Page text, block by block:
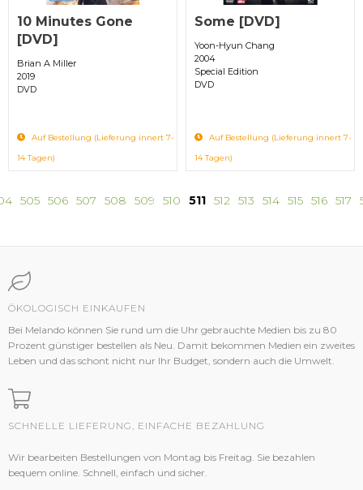
10 Minutes Gone
[DVD]
Brian A Miller
2019
DVD
Auf Bestellung (Lieferung innert 7-
14 Tagen)
Some [DVD]
Yoon-Hyun Chang
2004
Special Edition
DVD
Auf Bestellung (Lieferung innert 7-
14 Tagen)
505 506 507 508 509 510 511 512 513 514 515 516 517
ÖKOLOGISCH EINKAUFEN
Bei Melando können Sie rund um die Uhr gebrauchte Medien bis zu 80
Prozent günstiger bestellen als Neu. Damit bekommen Medien ein zweites
Leben und das schont nicht nur Ihr Budget, sondern auch die Umwelt.
SCHNELLE LIEFERUNG, EINFACHE BEZAHLUNG
Wir bearbeiten Bestellungen von Montag bis Freitag. Sie bezahlen
bequem online. Schnell, einfach und sicher.